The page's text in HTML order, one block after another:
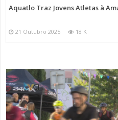
Aquatlo Traz Jovens Atletas à
21 Outubro 2025 18 K